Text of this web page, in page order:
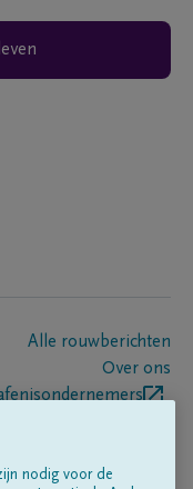
Alle rouwberichten
Over ons
nodig voor de